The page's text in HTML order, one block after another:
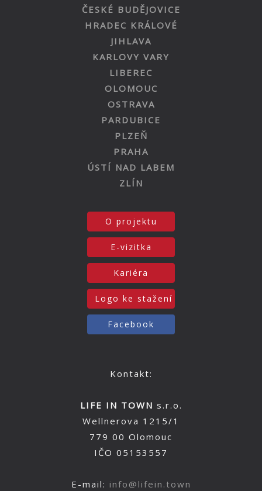
ČESKÉ BUDĚJOVICE
HRADEC KRÁLOVÉ
JIHLAVA
KARLOVY VARY
LIBEREC
OLOMOUC
OSTRAVA
PARDUBICE
PLZEŇ
PRAHA
ÚSTÍ NAD LABEM
ZLÍN
O projektu
E-vizitka
Kariéra
Logo ke stažení
Facebook
Kontakt:
LIFE IN TOWN s.r.o.
Wellnerova 1215/1
779 00 Olomouc
IČO 05153557
E-mail: info@lifein.town